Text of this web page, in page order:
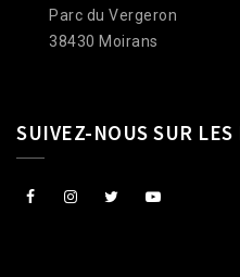
Parc du Vergeron
38430 Moirans
SUIVEZ-NOUS SUR LES